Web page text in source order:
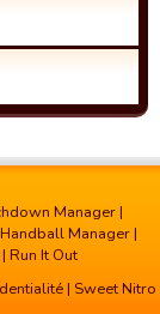
Manager |
Handball Manager |
| Run It Out
| Sweet Nitro